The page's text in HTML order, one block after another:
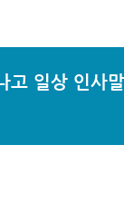
고 일상 인사